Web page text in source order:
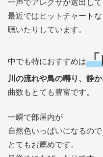
一声でアレクサが選出し
最近ではヒットチャートな
聴いたりしています。
中でも特におすすめは「
川の流れや鳥の囀り、静
曲数もとても豊富です。
一瞬で部屋内が
自然色いっぱいになるので
とてもお薦めです。